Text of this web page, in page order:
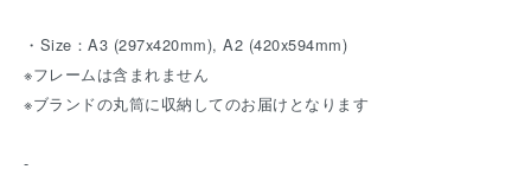
・Size：A3 (297x420mm), A2 (420x594mm)
※フレームは含まれません
※ブランドの丸筒に収納してのお届けとなります
-